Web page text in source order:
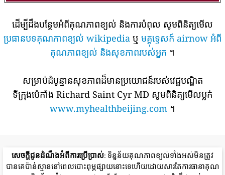
ដើម្បីដឹងបន្ថែមអំពីគុណភាពខ្យល់ និងការបំពុល សូមពិនិត្យមើល
ប្រធានបទគុណភាពខ្យល់ wikipedia ឬ មគ្គុទ្ទេសក៍ airnow អំពី
គុណភាពខ្យល់ និងសុខភាពរបស់អ្នក ។
សម្រាប់ដំបូន្មានសុខភាពដ៏មានប្រយោជន៍របស់វេជ្ជបណ្ឌិត
ទីក្រុងប៉េកាំង Richard Saint Cyr MD សូមពិនិត្យមើលប្លក់
www.myhealthbeijing.com ។
សេចក្តីជូនដំណឹងអំពីការប្រើប្រាស់: ទិន្នន័យគុណភាពខ្យល់ទាំងអស់មិនត្រូវ
បានគេប៉ាន់ស្មាននៅពេលបោះពុម្ភផ្សាយនោះទេហើយដោយសារតែការធានាគុណ